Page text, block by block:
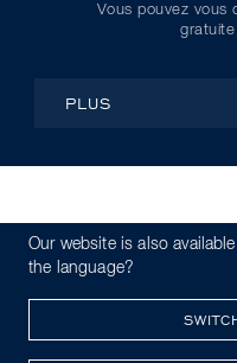
Vous pouvez vous
PLUS
©
Politique de
Our website is also
the language?